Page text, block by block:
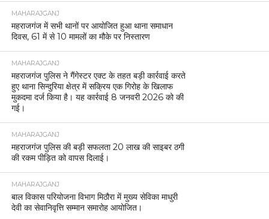
MAHARAJGANJ
महराजगंज में सभी थानों पर आयोजित हुआ थाना समाधान
दिवस, 61 में से 10 मामलों का मौके पर निस्तारण
MAHARAJGANJ
महराजगंज पुलिस ने गैंगेस्टर एक्ट के तहत बड़ी कार्रवाई करते
हुए थाना सिन्दुरिया क्षेत्र में सक्रिय एक गिरोह के खिलाफ
मुकदमा दर्ज किया है। यह कार्रवाई 8 जनवरी 2026 को की
गई।
MAHARAJGANJ
महराजगंज पुलिस की बड़ी सफलता 20 लाख की साइबर ठगी
की रकम पीड़ित को वापस दिलाई।
MAHARAJGANJ
बाल विकास परियोजना विभाग मिठौरा में मुख्य सेविका माधुरी
देवी का सेवानिवृत्ति सम्मान समारोह आयोजित।